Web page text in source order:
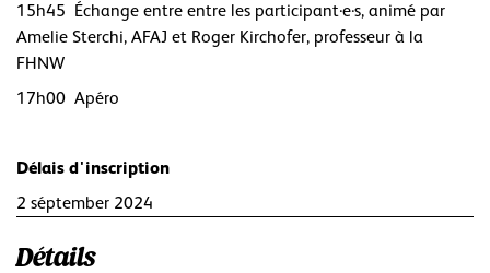
15h45 Échange entre entre les participant·e·s, animé par
Amelie Sterchi, AFAJ et Roger Kirchofer, professeur à la
FHNW
17h00 Apéro
Délais d'inscription
2 séptember 2024
Détails